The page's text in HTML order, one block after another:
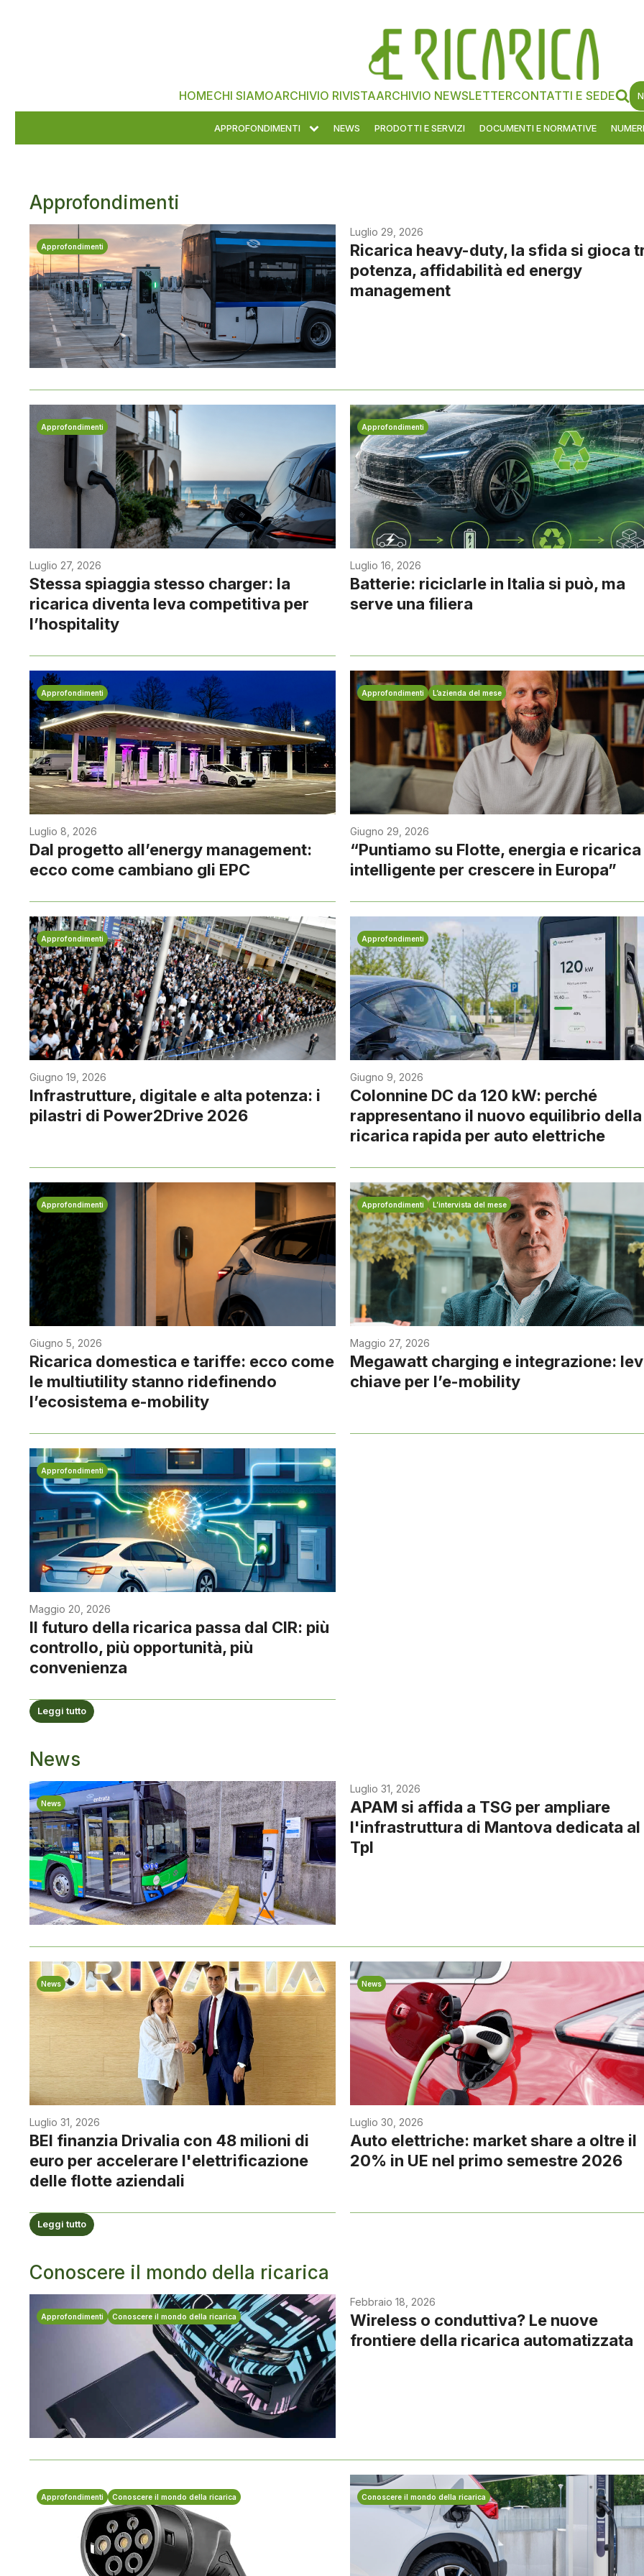
HOMECHI SIAMOARCHIVIO RIVISTAARCHIVIO NEWSLETTERCONTATTI E SEDE
APPROFONDIMENTI NEWS PRODOTTI E SERVIZI DOCUMENTI E NORMATIVE
Approfondimenti
Approfondimenti
Luglio 29, 2026
Ricarica heavy-duty, la sfida si gioca
potenza, affidabilità ed energy
management
Approfondimenti
Luglio 27, 2026
Stessa spiaggia stesso charger: la
ricarica diventa leva competitiva per
l’hospitality
Approfondimenti
Luglio 16, 2026
Batterie: riciclarle in Italia si può, ma
serve una filiera
Approfondimenti
Luglio 8, 2026
Dal progetto all’energy management:
ecco come cambiano gli EPC
Approfondimenti L’azienda del mese
Giugno 29, 2026
“Puntiamo su Flotte, energia e ricarica
intelligente per crescere in Europa”
Approfondimenti
Giugno 19, 2026
Infrastrutture, digitale e alta potenza: i
pilastri di Power2Drive 2026
Approfondimenti
Giugno 9, 2026
Colonnine DC da 120 kW: perché
rappresentano il nuovo equilibrio della
ricarica rapida per auto elettriche
Approfondimenti
Giugno 5, 2026
Ricarica domestica e tariffe: ecco come
le multiutility stanno ridefinendo
l’ecosistema e-mobility
Approfondimenti L’intervista del mese
Maggio 27, 2026
Megawatt charging e integrazione:
chiave per l’e-mobility
Approfondimenti
Maggio 20, 2026
Il futuro della ricarica passa dal CIR: più
controllo, più opportunità, più
convenienza
Leggi tutto
News
News
Luglio 31, 2026
APAM si affida a TSG per ampliare
l'infrastruttura di Mantova dedicata al
Tpl
News
Luglio 31, 2026
BEI finanzia Drivalia con 48 milioni di
euro per accelerare l'elettrificazione
delle flotte aziendali
News
Luglio 30, 2026
Auto elettriche: market share a oltre il
20% in UE nel primo semestre 2026
Leggi tutto
Conoscere il mondo della ricarica
Approfondimenti Conoscere il mondo della ricarica
Febbraio 18, 2026
Wireless o conduttiva? Le nuove
frontiere della ricarica automatizzata
Approfondimenti Conoscere il mondo della ricarica Conoscere il mondo della ricarica